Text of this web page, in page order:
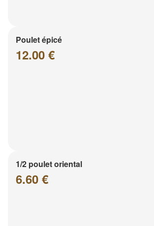
Poulet épicé
12.00 €
1/2 poulet oriental
6.60 €